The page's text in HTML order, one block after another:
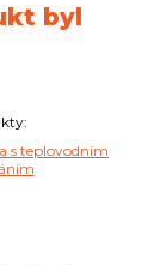
byl
s teplovodním